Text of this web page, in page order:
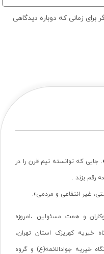
برای زمانی که دوباره دیدگاهی
جایی که توانسته نیم قرن را در
رقم بزند .
غیر انتفاعی و مردمی».
و همت مسئولین ،امروزه
خیریه کهریزک استان تهران،
خیریه جوادالائمه(ع) و گروه